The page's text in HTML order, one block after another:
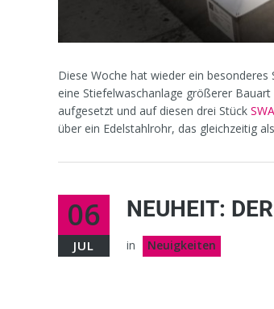
Diese Woche hat wieder ein
eine Stiefelwaschanlage größerer
aufgesetzt und auf diesen drei Stück
über ein Edelstahlrohr, das gleichzeitig
06
JUL
NEUHEIT:
in Neuigkeiten